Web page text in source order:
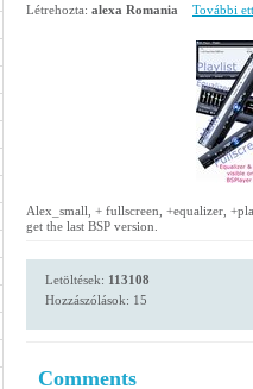
Létrehozta: alexa Romania További
Alex_small, + fullscreen, +equalizer,
get the last BSP version.
Letöltések: 113108
Hozzászólások: 15
Comments